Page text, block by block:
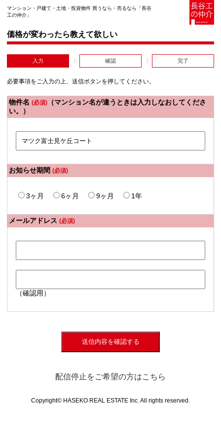
マンション・戸建て・土地・投資物件 買うなら・売るなら「長谷
工の仲介」
価格が変わったら教えて欲しい
入力 確認 完了
必要事項をご入力の上、送信ボタンを押してください。
物件名 (必須) （マンション名が違うときは入力しなおしてくださ
い。）
お知らせ期間 (必須)
3ヶ月 6ヶ月 9ヶ月 1年
メールアドレス (必須)
（確認用）
送信内容を確認する
配信停止をご希望の方はこちら
Copyright© HASEKO REAL ESTATE Inc. All rights reserved.